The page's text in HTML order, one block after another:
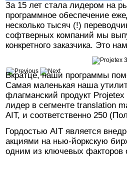
За 15 лет стала лидером на
программное обеспечение
несколько тысяч (!)
софтверных компаний мы
конкретного заказчика. Это
Вкратце, наши программы
Самая маленькая наша
флагманский продукт
лидер в сегменте translation
AIT, и соответственно 250
Гордостью AIT является
акциями на нью-йоркскую
одним из ключевых факторов